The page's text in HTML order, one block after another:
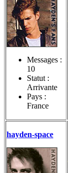
Messages :
10
Statut :
Arrivante
Pays :
France
hayden-space